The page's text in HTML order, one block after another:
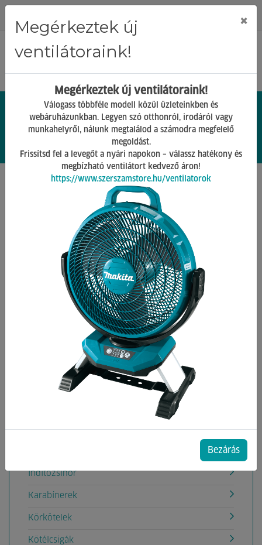
0 0.
Rögzítéstechnika
Kötelek, láncok, hevederek és tartozékai
Vissza
Kategóriák
Csomagleszorítók
Drótkötélszív
Drótkötélszorító bilincs
Horog
Indítózsinór
Karabínerek
Körkötelek
Kötélcsigák
Megérkeztek új
ventilátoraink!
×
Megérkeztek új ventilátoraink!
Válogass többféle modell közül üzleteinkben és
webáruházunkban. Legyen szó otthonról, irodáról vagy
munkahelyről, nálunk megtalálod a számodra megfelelő
megoldást.
Frissítsd fel a levegőt a nyári napokon – válassz hatékony és
megbízható ventilátort kedvező áron!
https://www.szerszamstore.hu/ventilatorok
Bezárás